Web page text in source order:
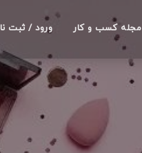
مجله کسب و کار ورود / ثبت